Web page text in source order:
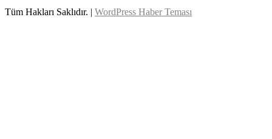
Tüm Hakları Saklıdır. | WordPress Haber Teması